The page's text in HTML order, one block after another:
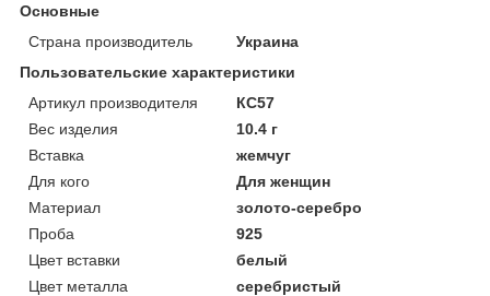
Основные
Страна производитель
Украина
Пользовательские характеристики
Артикул производителя
КС57
Вес изделия
10.4 г
Вставка
жемчуг
Для кого
Для женщин
Материал
золото-серебро
Проба
925
Цвет вставки
белый
Цвет металла
серебристый